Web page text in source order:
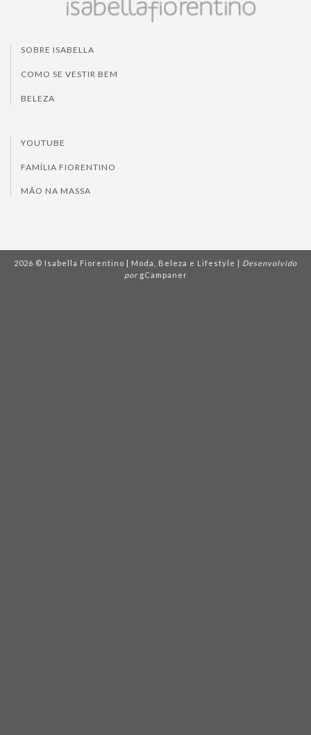
SOBRE ISABELLA
COMO SE VESTIR BEM
BELEZA
YOUTUBE
FAMÍLIA FIORENTINO
MÃO NA MASSA
2026 © Isabella Fiorentino | Moda, Beleza e Lifestyle | Desenvolvido
por gCampaner